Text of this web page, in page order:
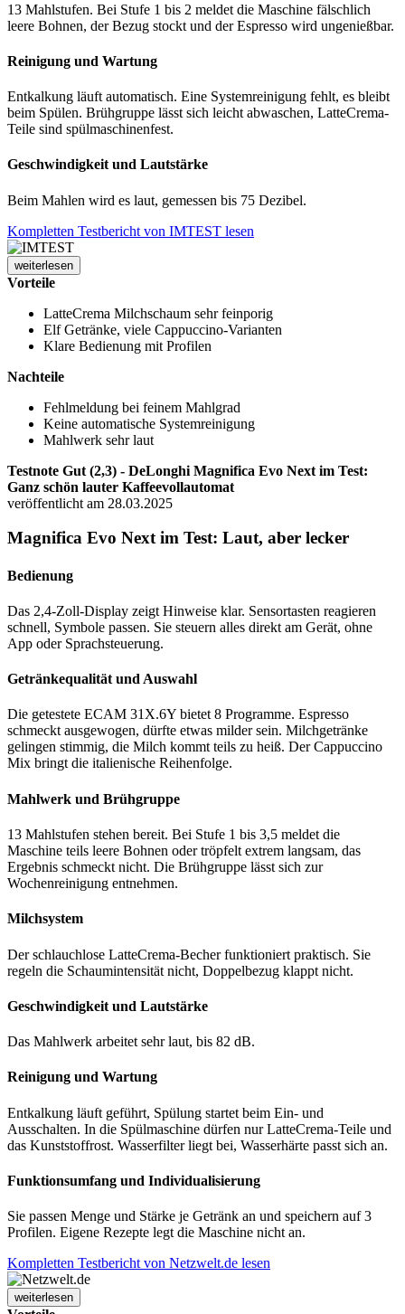
13 Mahlstufen. Bei Stufe 1 bis 2 meldet die Maschine fälschlich
leere Bohnen, der Bezug stockt und der Espresso wird ungenießbar.
Reinigung und Wartung
Entkalkung läuft automatisch. Eine Systemreinigung fehlt, es bleibt
beim Spülen. Brühgruppe lässt sich leicht abwaschen, LatteCrema-
Teile sind spülmaschinenfest.
Geschwindigkeit und Lautstärke
Beim Mahlen wird es laut, gemessen bis 75 Dezibel.
Kompletten Testbericht von IMTEST lesen
weiterlesen
Vorteile
LatteCrema Milchschaum sehr feinporig
Elf Getränke, viele Cappuccino-Varianten
Klare Bedienung mit Profilen
Nachteile
Fehlmeldung bei feinem Mahlgrad
Keine automatische Systemreinigung
Mahlwerk sehr laut
Testnote Gut (2,3) - DeLonghi Magnifica Evo Next im Test:
Ganz schön lauter Kaffeevollautomat
veröffentlicht am 28.03.2025
Magnifica Evo Next im Test: Laut, aber lecker
Bedienung
Das 2,4-Zoll-Display zeigt Hinweise klar. Sensortasten reagieren
schnell, Symbole passen. Sie steuern alles direkt am Gerät, ohne
App oder Sprachsteuerung.
Getränkequalität und Auswahl
Die getestete ECAM 31X.6Y bietet 8 Programme. Espresso
schmeckt ausgewogen, dürfte etwas milder sein. Milchgetränke
gelingen stimmig, die Milch kommt teils zu heiß. Der Cappuccino
Mix bringt die italienische Reihenfolge.
Mahlwerk und Brühgruppe
13 Mahlstufen stehen bereit. Bei Stufe 1 bis 3,5 meldet die
Maschine teils leere Bohnen oder tröpfelt extrem langsam, das
Ergebnis schmeckt nicht. Die Brühgruppe lässt sich zur
Wochenreinigung entnehmen.
Milchsystem
Der schlauchlose LatteCrema-Becher funktioniert praktisch. Sie
regeln die Schaumintensität nicht, Doppelbezug klappt nicht.
Geschwindigkeit und Lautstärke
Das Mahlwerk arbeitet sehr laut, bis 82 dB.
Reinigung und Wartung
Entkalkung läuft geführt, Spülung startet beim Ein- und
Ausschalten. In die Spülmaschine dürfen nur LatteCrema-Teile und
das Kunststoffrost. Wasserfilter liegt bei, Wasserhärte passt sich an.
Funktionsumfang und Individualisierung
Sie passen Menge und Stärke je Getränk an und speichern auf 3
Profilen. Eigene Rezepte legt die Maschine nicht an.
Kompletten Testbericht von Netzwelt.de lesen
weiterlesen